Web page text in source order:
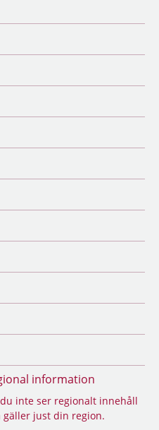
information
inte ser regionalt innehåll
just din region.